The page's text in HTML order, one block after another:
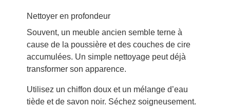
Nettoyer en profondeur
Souvent, un meuble ancien semble terne à
cause de la poussière et des couches de cire
accumulées. Un simple nettoyage peut déjà
transformer son apparence.
Utilisez un chiffon doux et un mélange d’eau
tiède et de savon noir. Séchez soigneusement.